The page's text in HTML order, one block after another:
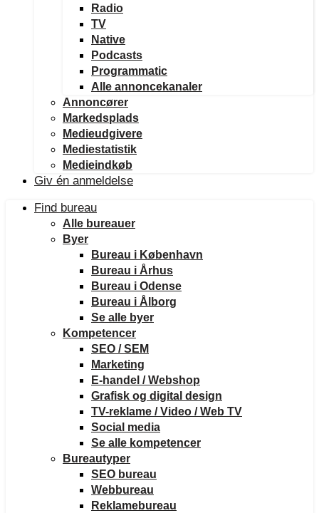
Radio
TV
Native
Podcasts
Programmatic
Alle annoncekanaler
Annoncører
Markedsplads
Medieudgivere
Mediestatistik
Medieindkøb
Giv én anmeldelse
Find bureau
Alle bureauer
Byer
Bureau i København
Bureau i Århus
Bureau i Odense
Bureau i Ålborg
Se alle byer
Kompetencer
SEO / SEM
Marketing
E-handel / Webshop
Grafisk og digital design
TV-reklame / Video / Web TV
Social media
Se alle kompetencer
Bureautyper
SEO bureau
Webbureau
Reklamebureau